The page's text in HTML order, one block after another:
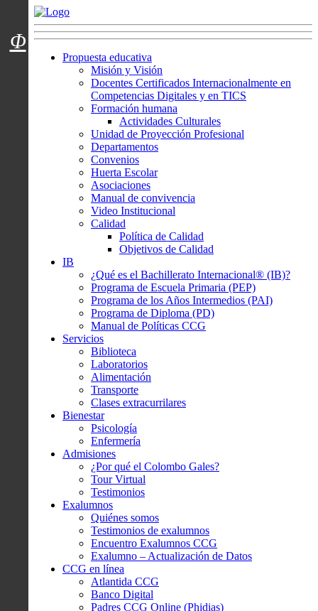
Menú usuarios
Propuesta educativa
Misión y Visión
Docentes Certificados Internacionalmente en
Competencias Digitales y en TICS
Formación humana
Actividades Culturales
Unidad de Proyección Profesional
Departamentos
Convenios
Huerta Escolar
Asociaciones
Manual de convivencia
Video Institucional
Calidad
Política de Calidad
Objetivos de Calidad
IB
¿Qué es el Bachillerato Internacional® (IB)?
Programa de Escuela Primaria (PEP)
Programa de los Años Intermedios (PAI)
Programa de Diploma (PD)
Manual de Políticas CCG
Servicios
Biblioteca
Laboratorios
Alimentación
Transporte
Clases extracurrilares
Bienestar
Psicología
Enfermería
Admisiones
¿Por qué el Colombo Gales?
Tour Virtual
Testimonios
Exalumnos
Quiénes somos
Testimonios de exalumnos
Encuentro Exalumnos CCG
Exalumno – Actualización de Datos
CCG en línea
Atlantida CCG
Banco Digital
Padres CCG Online (Phidias)
Φ